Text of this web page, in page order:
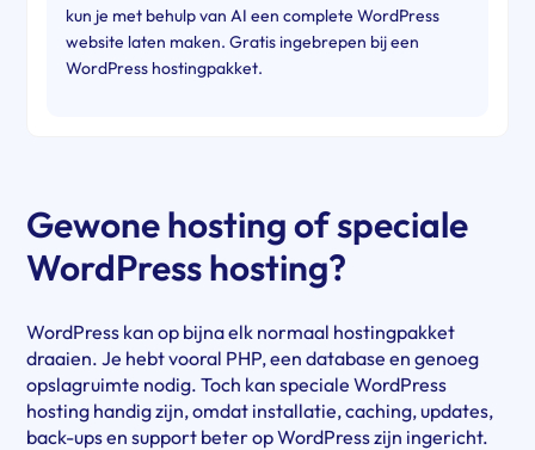
kun je met behulp van AI een complete WordPress
website laten maken. Gratis ingebrepen bij een
WordPress hostingpakket.
Gewone hosting of speciale
WordPress hosting?
WordPress kan op bijna elk normaal hostingpakket
draaien. Je hebt vooral PHP, een database en genoeg
opslagruimte nodig. Toch kan speciale WordPress
hosting handig zijn, omdat installatie, caching, updates,
back-ups en support beter op WordPress zijn ingericht.